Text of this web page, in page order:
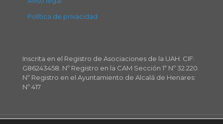
Política de privacidad
Inscrita en el Registro de Asociaciones de la UAH. CIF:
G86243458. Nº Registro en la CAM Sección 1ª Nº 32.220.
Nº Registro en el Ayuntamiento de Alcalá de Henares:
Nº 417